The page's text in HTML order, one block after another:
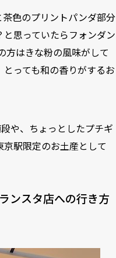
色のプリントパンダ部分
思っていたらフォンダン
方はきな粉の風味がして
っても和の香りがするお
や、ちょっとしたプチギ
駅限定のお土産として
ンスタ店への行き方